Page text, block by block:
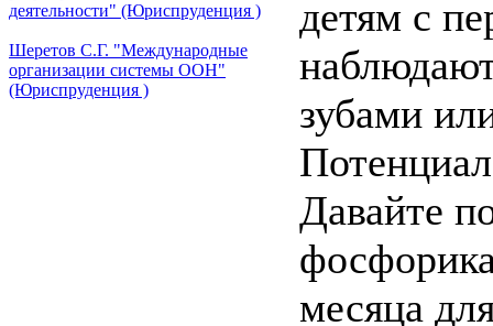
деятельности" (Юриспруденция )
Шеретов С.Г. "Международные
организации системы ООН"
(Юриспруденция )
детям с
зубами
Давайте
месяца